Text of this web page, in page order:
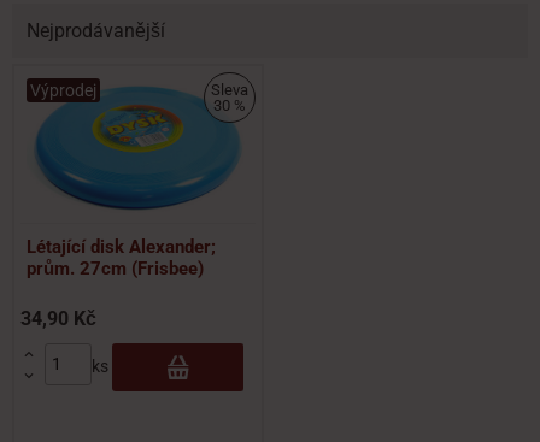
Nejprodávanější
Sleva
30 %
Výprodej
Létající disk Alexander;
prům. 27cm (Frisbee)
34,90 Kč


ks